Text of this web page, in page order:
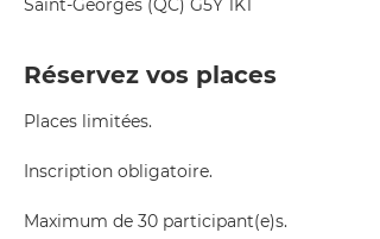
Saint-Georges (QC) G5Y 1K1
Réservez vos places
Places limitées.
Inscription obligatoire.
Maximum de 30 participant(e)s.